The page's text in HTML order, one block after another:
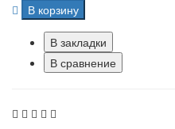
В корзину
В закладки
В сравнение